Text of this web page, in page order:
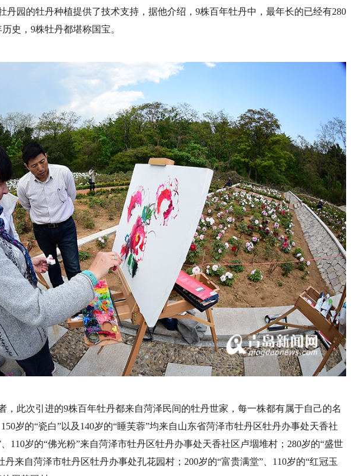
丹园的牡丹种植提供了技术支持，据他介绍，9株百年牡丹中，最年长的已经有280
史，9株牡丹都堪称国宝。
，此次引进的9株百年牡丹都来自菏泽民间的牡丹世家，每一株都有属于自己的名
岁的“瓷白”以及140岁的“睡芙蓉”均来自山东省菏泽市牡丹区牡丹办事处天香社
110岁的“佛光粉”来自菏泽市牡丹区牡丹办事处天香社区卢堌堆村；280岁的“盛世
丹来自菏泽市牡丹区牡丹办事处孔花园村；200岁的“富贵满堂”、110岁的“红冠玉